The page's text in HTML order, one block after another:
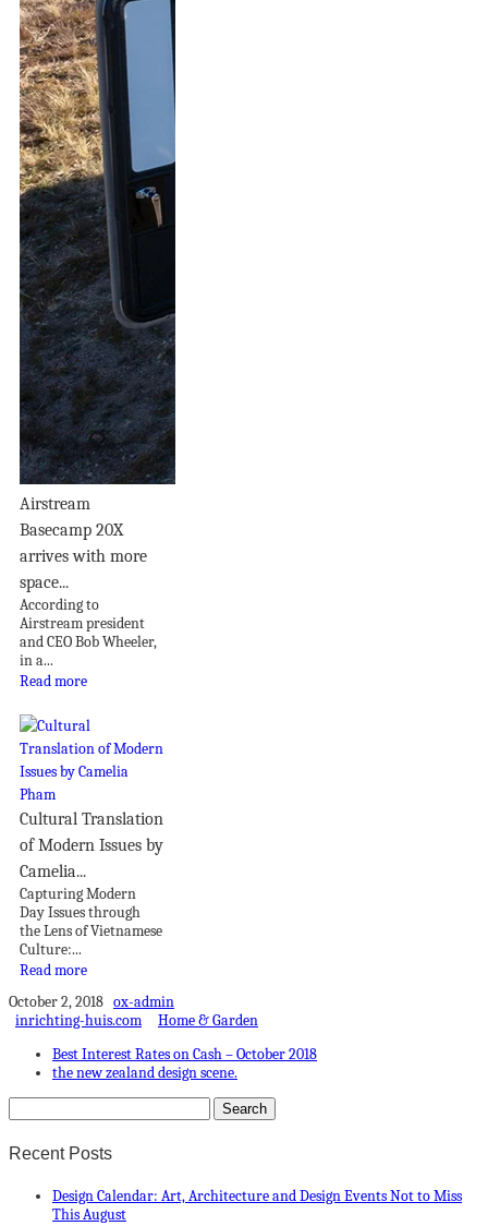
Airstream
Basecamp 20X
arrives with more
space...
According to
Airstream president
and CEO Bob Wheeler,
in a...
Read more
Cultural Translation
of Modern Issues by
Camelia...
Capturing Modern
Day Issues through
the Lens of Vietnamese
Culture:...
Read more
October 2, 2018 ox-admin
inrichting-huis.com
Home & Garden
Best Interest Rates on Cash – October 2018
the new zealand design scene.
Recent Posts
Design Calendar: Art, Architecture and Design Events Not to Miss
This August